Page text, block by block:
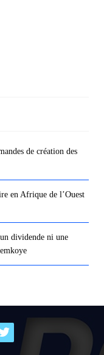
de création des
en Afrique de l’Ouest
dividende ni une